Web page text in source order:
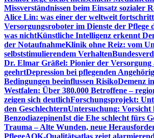
Missverständnissen beim Einsatz sozialer
Alice Lin: was einer der weltweit
Versorgungsroboter im Dienste der Pflege
was nichtKünstliche Intelligenz erkennt
der NotaufnahmeKlinik ohne Reiz: vom
selbststimulierendem Verhalten
Dr. Elmar Gräßel: Pionier der Versorgung
geehrtDepression bei pflegenden
Bedingungen beeinflussen RisikoDemenz
Westfalen: Über 380.000 Betroffene –
zeigen sich deutlichForschungsprojekt:
den GeschlechternUntersuchung: Vorsicht
BenzodiazepinenIst die Ehe schlecht fürs
Trauma – Alte Wunden, neue